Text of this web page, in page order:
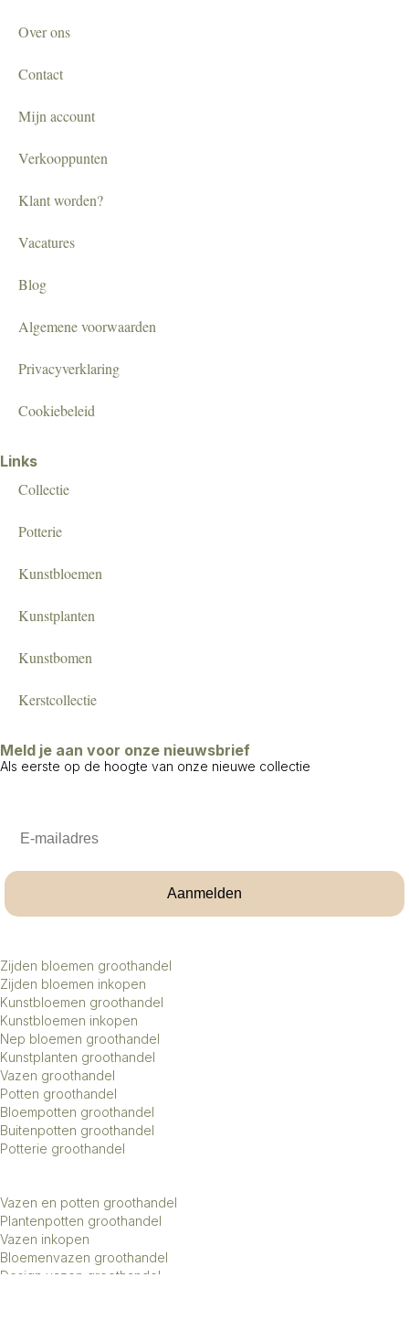
Over ons
Contact
Mijn account
Verkooppunten
Klant worden?
Vacatures
Blog
Algemene voorwaarden
Privacyverklaring
Cookiebeleid
Links
Collectie
Potterie
Kunstbloemen
Kunstplanten
Kunstbomen
Kerstcollectie
Meld je aan voor onze nieuwsbrief
Als eerste op de hoogte van onze nieuwe collectie
Aanmelden
Zijden bloemen groothandel
Zijden bloemen inkopen
Kunstbloemen groothandel
Kunstbloemen inkopen
Nep bloemen groothandel
Kunstplanten groothandel
Vazen groothandel
Potten groothandel
Bloempotten groothandel
Buitenpotten groothandel
Potterie groothandel
Vazen en potten groothandel
Plantenpotten groothandel
Vazen inkopen
Bloemenvazen groothandel
Design vazen groothandel